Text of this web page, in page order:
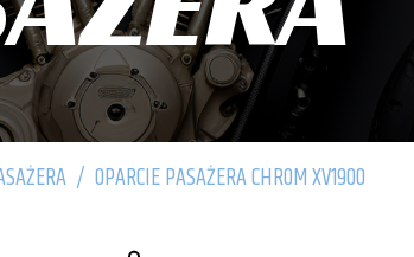
/ OPARCIE PASAŻERA CHROM XV1900